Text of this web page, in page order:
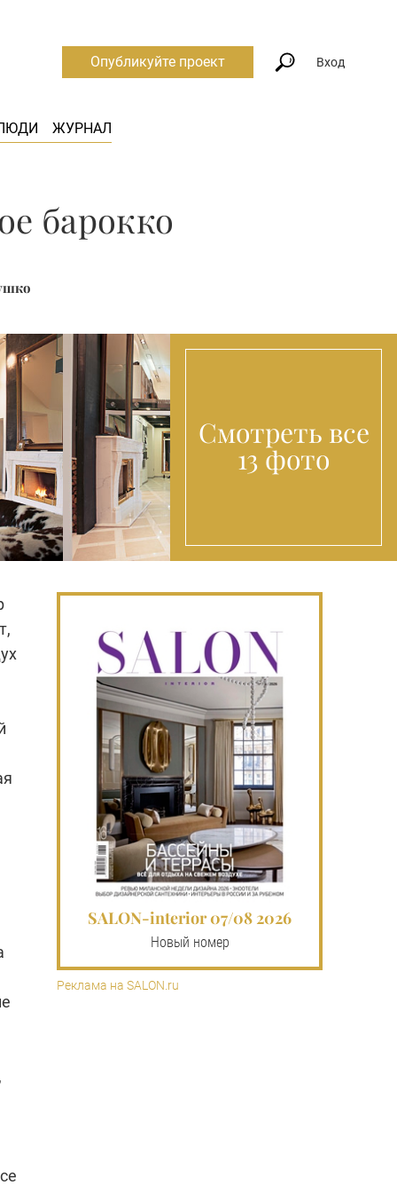
ЖУРНАЛ
Опубликуйте проект Вход
барокко
Смотреть все
13 фото
SALON-interior 07/08 2026
Новый номер
Реклама на SALON.ru